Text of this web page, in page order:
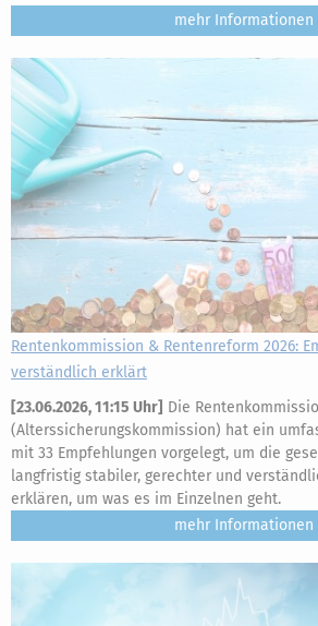
mehr
Rentenkommission & Rentenreform 2026:
verständlich erklärt
[23.06.2026, 11:15 Uhr] Die
(Alterssicherungskommission) hat ein
mit 33 Empfehlungen vorgelegt, um die
langfristig stabiler, gerechter und
erklären, um was es im Einzelnen geht.
mehr